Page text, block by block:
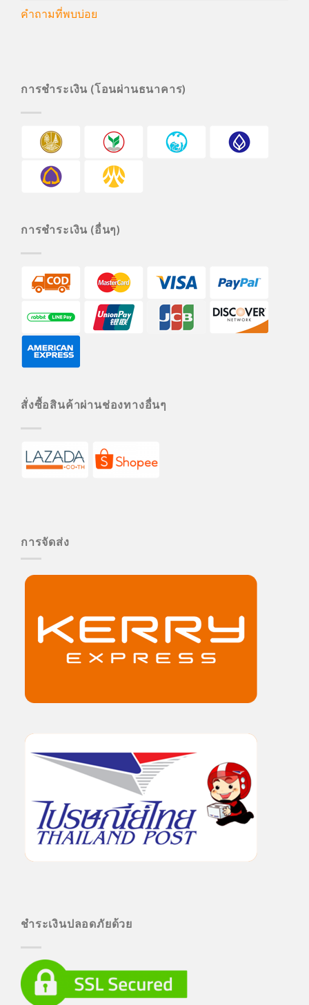
คำถามที่พบบ่อย
การชำระเงิน (โอนผ่านธนาคาร)
การชำระเงิน (อื่นๆ)
สั่งซื้อสินค้าผ่านช่องทางอื่นๆ
การจัดส่ง
ชำระเงินปลอดภัยด้วย